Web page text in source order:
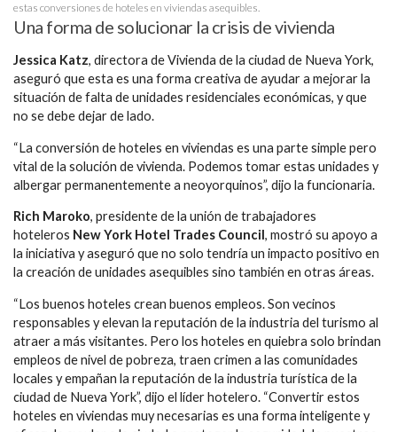
estas conversiones de hoteles en viviendas asequibles.
Una forma de solucionar la crisis de vivienda
Jessica Katz, directora de Vivienda de la ciudad de Nueva York,
aseguró que esta es una forma creativa de ayudar a mejorar la
situación de falta de unidades residenciales económicas, y que
no se debe dejar de lado.
“La conversión de hoteles en viviendas es una parte simple pero
vital de la solución de vivienda. Podemos tomar estas unidades y
albergar permanentemente a neoyorquinos”, dijo la funcionaria.
Rich Maroko, presidente de la unión de trabajadores
hoteleros New York Hotel Trades Council, mostró su apoyo a
la iniciativa y aseguró que no solo tendría un impacto positivo en
la creación de unidades asequibles sino también en otras áreas.
“Los buenos hoteles crean buenos empleos. Son vecinos
responsables y elevan la reputación de la industria del turismo al
atraer a más visitantes. Pero los hoteles en quiebra solo brindan
empleos de nivel de pobreza, traen crimen a las comunidades
locales y empañan la reputación de la industria turística de la
ciudad de Nueva York”, dijo el líder hotelero. “Convertir estos
hoteles en viviendas muy necesarias es una forma inteligente y